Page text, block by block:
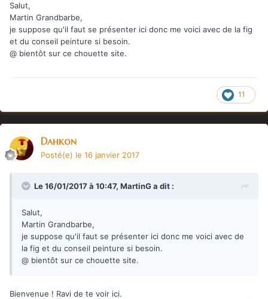
Salut,
Martin Grandbarbe,
je suppose qu'il faut se présenter ici donc me voici avec de la fig
et du conseil peinture si besoin.
@ bientôt sur ce chouette site.
11
Dahkon
Posté(e) le 16 janvier 2017
Le 16/01/2017 à 10:47, MartinGa dit :
Salut,
Martin Grandbarbe,
je suppose qu'il faut se présenter ici donc me voici avec de
la fig et du conseil peinture si besoin.
@ bientôt sur ce chouette site.
Bienvenue ! Ravi de te voir ici.